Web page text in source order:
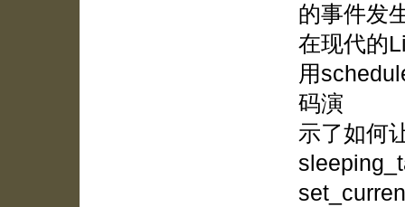
的事件发
在现代的
用
码演
示了如何